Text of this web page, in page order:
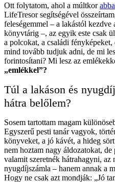
Ott folytatom, ahol a múltkor
LifeTresor segítségével
feleségemmel – a lakástól
könyvtárig –, az egyik este csak
a polcokat, a családi
mind tovább tudjuk adni, de mi
forintosítani? Mi lesz az
„emlékkel”?
Túl a lakáson és
hátra belőlem?
Sosem tartottam magam
Egyszerű pesti tanár vagyok,
könyveket, a jó kávét, a hideg
nem hoztam nagy áldozatokat,
valamit szeretnék hátrahagyni, az
nyugdíjszámla – hanem annak a
Hogy ne csak azt mondják: „Jó